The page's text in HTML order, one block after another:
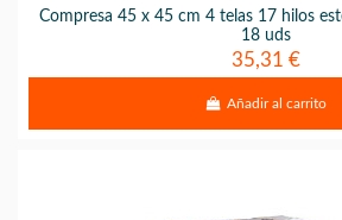
Compresa 45 x 45 cm 4 telas 17 hilos
18 uds
35,31 €
Añadir al carrito